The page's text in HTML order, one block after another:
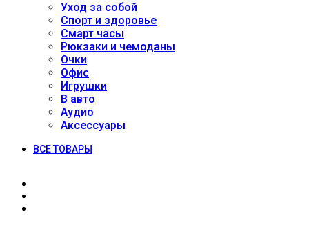
Уход за собой
Спорт и здоровье
Смарт часы
Рюкзаки и чемоданы
Очки
Офис
Игрушки
В авто
Аудио
Аксессуары
ВСЕ ТОВАРЫ